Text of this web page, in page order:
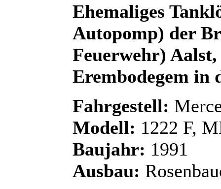
Ehemaliges
Autopomp) der
Feuerwehr)
Erembodegem in
Fahrgestell:
Modell: 1222 F,
Baujahr: 1991
Ausbau: